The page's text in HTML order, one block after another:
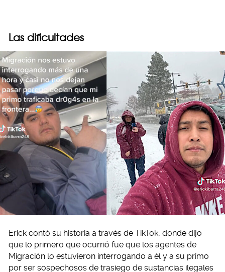
Las dificultades
Erick contó su historia a través de TikTok, donde dijo
que lo primero que ocurrió fue que los agentes de
Migración lo estuvieron interrogando a él y a su primo
por ser sospechosos de trasiego de sustancias ilegales